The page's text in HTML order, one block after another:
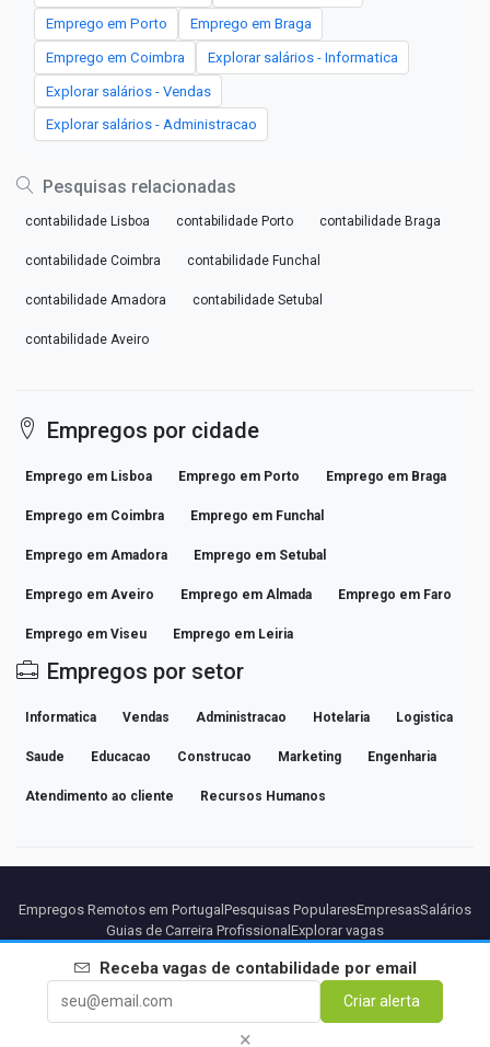
Emprego em Porto Emprego em Braga
Emprego em Coimbra Explorar salários - Informatica
Explorar salários - Vendas
Explorar salários - Administracao
Pesquisas relacionadas
contabilidade Lisboa contabilidade Porto contabilidade Braga
contabilidade Coimbra contabilidade Funchal
contabilidade Amadora contabilidade Setubal
contabilidade Aveiro
Empregos por cidade
Emprego em Lisboa Emprego em Porto Emprego em Braga
Emprego em Coimbra Emprego em Funchal
Emprego em Amadora Emprego em Setubal
Emprego em Aveiro Emprego em Almada Emprego em Faro
Emprego em Viseu Emprego em Leiria
Empregos por setor
Informatica Vendas Administracao Hotelaria Logistica
Saude Educacao Construcao Marketing Engenharia
Atendimento ao cliente Recursos Humanos
Receba vagas de contabilidade por email
Criar alerta
×
Empregos Remotos em Portugal Pesquisas PopularesEmpresasSalários
Guias de Carreira Profissional Explorar vagas
ParceirosAviso legalPrivacidadeTermosTermos Premium
Cancelar Premium
Contato
© 2026 BEBEE PLATFORM SL - ID ESB84471838